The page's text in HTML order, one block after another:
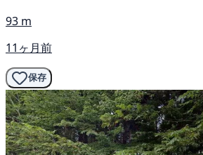
93 m
11ヶ月前
保存